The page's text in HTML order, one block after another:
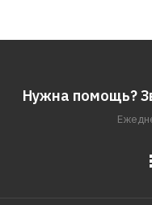
Нужна помощь?